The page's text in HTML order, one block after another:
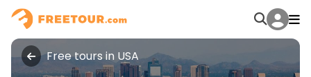
Free tours in USA